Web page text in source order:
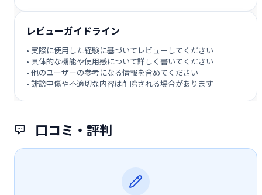
口コミ・評判
レビューガイドライン
• 実際に使用した経験に基づいてレビューしてください
• 具体的な機能や使用感について詳しく書いてください
• 他のユーザーの参考になる情報を含めてください
• 誹謗中傷や不適切な内容は削除される場合があります